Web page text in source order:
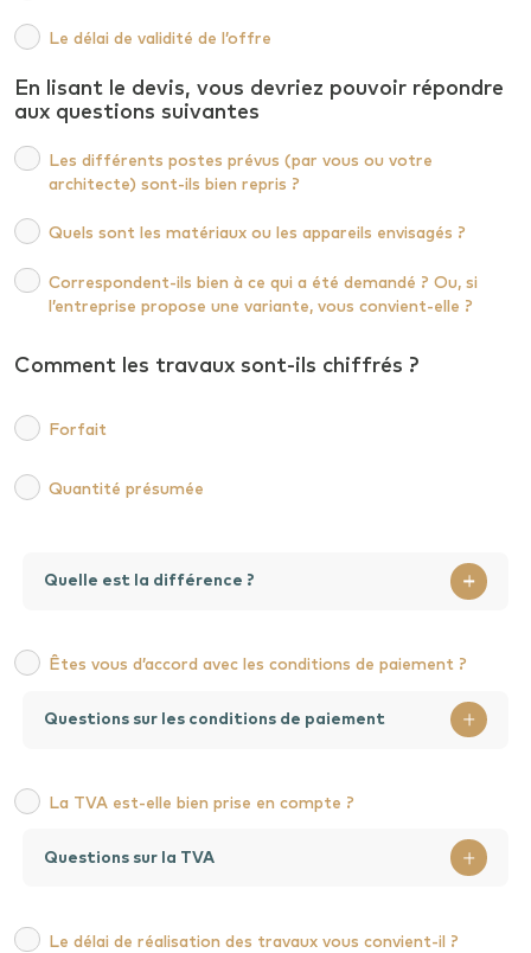
Le délai de validité de l’offre
En lisant le devis, vous devriez pouvoir répondre
aux questions suivantes
Les différents postes prévus (par vous ou votre
architecte) sont-ils bien repris ?
Quels sont les matériaux ou les appareils envisagés ?
Correspondent-ils bien à ce qui a été demandé ? Ou, si
l’entreprise propose une variante, vous convient-elle ?
Comment les travaux sont-ils chiffrés ?
Forfait
Quantité présumée
Quelle est la différence ?
Êtes vous d’accord avec les conditions de paiement ?
Questions sur les conditions de paiement
La TVA est-elle bien prise en compte ?
Questions sur la TVA
Le délai de réalisation des travaux vous convient-il ?